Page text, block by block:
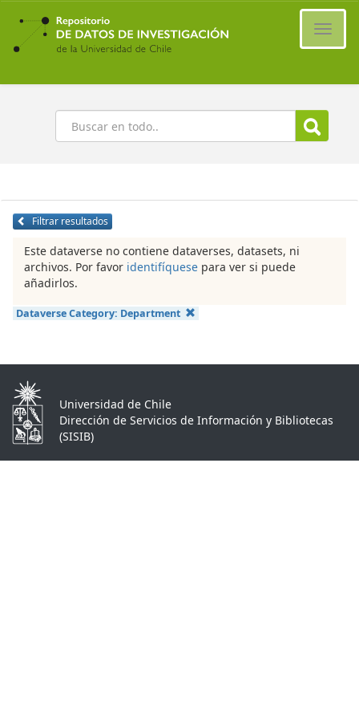
Ir
contenido
principal
Buscar
Filtrar resultados
Este dataverse no contiene dataverses, datasets, ni
archivos. Por favor identifíquese para ver si puede
añadirlos.
Dataverse Category: Department
Universidad de Chile
Dirección de Servicios de Información y Bibliotecas
(SISIB)